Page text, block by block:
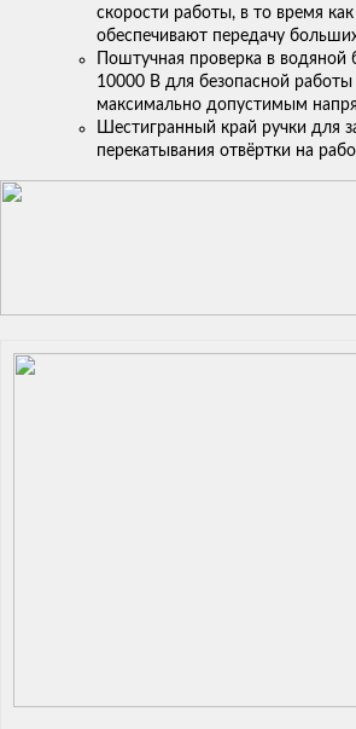
скорости работы, в то время
обеспечивают передачу
Поштучная проверка в
10000 В для безопасной
максимально допустимым
Шестигранный край ручки для
перекатывания отвёртки на